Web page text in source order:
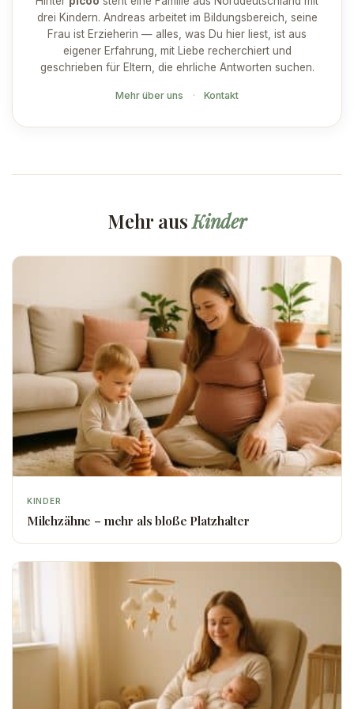
drei Kindern. Andreas arbeitet im Bildungsbereich, seine
Frau ist Erzieherin — alles, was Du hier liest, ist aus
eigener Erfahrung, mit Liebe recherchiert und
geschrieben für Eltern, die ehrliche Antworten suchen.
Mehr über uns · Kontakt
Mehr ausKinder
KINDER
Milchzähne – mehr als bloße Platzhalter